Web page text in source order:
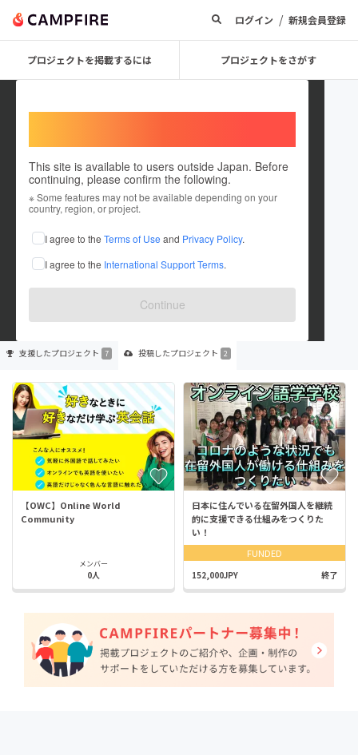
ログイン / 新規会員登録
プロジェクトを掲載するには プロジェクトをさがす
This site is available to users outside Japan. Before
continuing, please confirm the following.
※ Some features may not be available depending on your
country, region, or project.
I agree to the Terms of Use and Privacy Policy.
I agree to the International Support Terms.
Continue
yoshiaki mori4720
これまでに7回支援して2件のプロジェクトを投稿しています
在住国：日本 現在地：未設定
出身国：日本 出身地：福岡県
支援したプロジェクト 7 投稿したプロジェクト 2
【OWC】Online World
Community
メンバー
0人
日本に住んでいる在留外国人を継続
的に支援できる仕組みをつくりた
い！
FUNDED
152,000JPY 終了